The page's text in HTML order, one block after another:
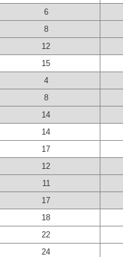
6
8
12
15
4
8
14
14
17
12
11
17
18
22
24